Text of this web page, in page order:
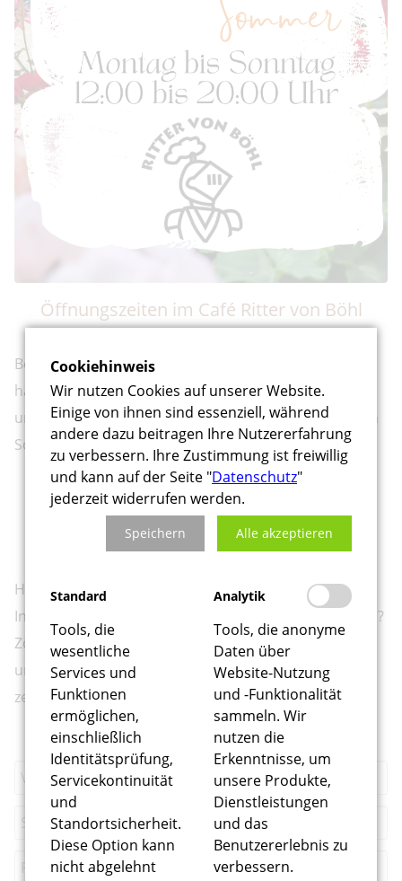
Öffnungszeiten im Café Ritter von Böhl
Besuchen Sie uns in der sonnigen Sommerzeit! Wir
haben täglich von 12:00 bis 20:00 Uhr für Sie geöffnet
und freuen uns darauf, Sie mit unseren erfrischenden
Sommer-Highlights zu verwöhnen.
Kontaktieren Sie uns
Haben Sie Fragen zu unserem Angebot, benötigen Sie
Informationen oder möchten Sie uns Feedback geben?
Zögern Sie nicht, uns zu kontaktieren! Bitte nutzen Sie
unser Kontaktformular, und unser Team wird sich
zeitnah mit Ihnen in Verbindung setzen.
Cookiehinweis
Wir nutzen Cookies auf unserer Website.
Einige von ihnen sind essenziell, während
andere dazu beitragen Ihre Nutzererfahrung
zu verbessern. Ihre Zustimmung ist freiwillig
und kann auf der Seite "Datenschutz"
jederzeit widerrufen werden.
Speichern Alle akzeptieren
Standard
Tools, die
wesentliche
Services und
Funktionen
ermöglichen,
einschließlich
Identitätsprüfung,
Servicekontinuität
und
Standortsicherheit.
Diese Option kann
nicht abgelehnt
Analytik
Tools, die anonyme
Daten über
Website-Nutzung
und -Funktionalität
sammeln. Wir
nutzen die
Erkenntnisse, um
unsere Produkte,
Dienstleistungen
und das
Benutzererlebnis zu
verbessern.